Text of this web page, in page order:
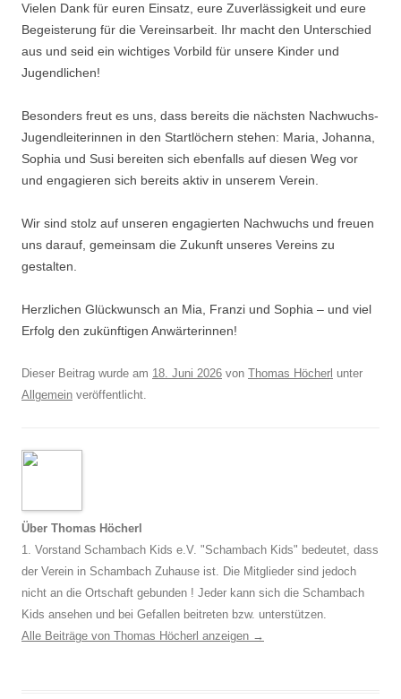
Vielen Dank für euren Einsatz, eure Zuverlässigkeit und eure
Begeisterung für die Vereinsarbeit. Ihr macht den Unterschied
aus und seid ein wichtiges Vorbild für unsere Kinder und
Jugendlichen!
Besonders freut es uns, dass bereits die nächsten Nachwuchs-
Jugendleiterinnen in den Startlöchern stehen: Maria, Johanna,
Sophia und Susi bereiten sich ebenfalls auf diesen Weg vor
und engagieren sich bereits aktiv in unserem Verein.
Wir sind stolz auf unseren engagierten Nachwuchs und freuen
uns darauf, gemeinsam die Zukunft unseres Vereins zu
gestalten.
Herzlichen Glückwunsch an Mia, Franzi und Sophia – und viel
Erfolg den zukünftigen Anwärterinnen!
Dieser Beitrag wurde am 18. Juni 2026 von Thomas Höcherl unter
Allgemein veröffentlicht.
Über Thomas Höcherl
1. Vorstand Schambach Kids e.V. "Schambach Kids" bedeutet, dass
der Verein in Schambach Zuhause ist. Die Mitglieder sind jedoch
nicht an die Ortschaft gebunden ! Jeder kann sich die Schambach
Kids ansehen und bei Gefallen beitreten bzw. unterstützen.
Alle Beiträge von Thomas Höcherl anzeigen →